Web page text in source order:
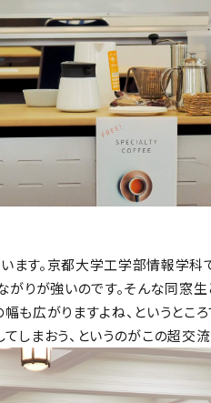
ます。京都大学工学部情報学科
りが強いのです。そんな同窓
も広がりますよね、というところ
しまおう、というのがこの超交流